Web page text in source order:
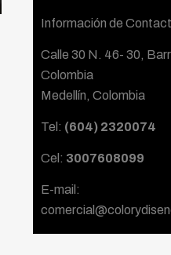
Información de
Calle 30 N. 46- 30,
Colombia
Medellín, Colombia
Tel: (604) 2320074
Cel: 3007608099
E-mail: